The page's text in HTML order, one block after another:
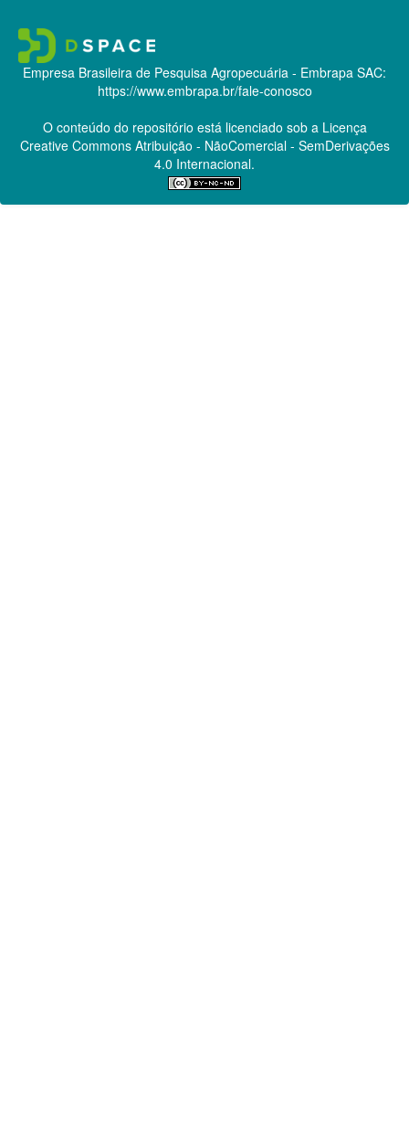
Empresa Brasileira de Pesquisa Agropecuária - Embrapa SAC:
https://www.embrapa.br/fale-conosco
O conteúdo do repositório está licenciado sob a Licença
Creative CommonsAtribuição - NãoComercial - SemDerivações
4.0 Internacional.